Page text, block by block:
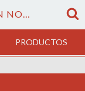
HAMBURGUESERIA & DINER EN NORDELTA - REMATE EL MARTES 9/8/22
PRODUCTOS